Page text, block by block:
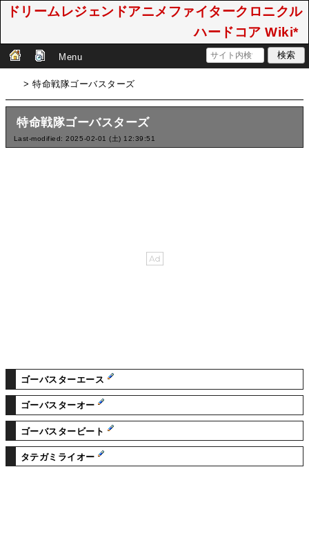
ドリームレジェンドアニメファイタークロニクル
ハードコア Wiki*
Menu
> 特命戦隊ゴーバスターズ
特命戦隊ゴーバスターズ
Last-modified: 2025-02-01 (土) 12:39:51
ゴーバスターエース
ゴーバスターオー
ゴーバスタービート
タテガミライオー